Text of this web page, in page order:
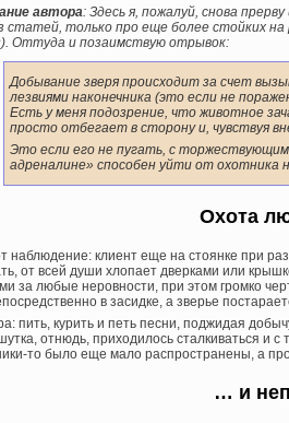
автора: Здесь я, пожалуй, снова
статей, только про еще более стойких
Оттуда и позаимствую отрывок:
Добывание зверя происходит за счет
лезвиями наконечника (это если не
Есть у меня подозрение, что животное
просто отбегает в сторону и, чувствуя
Это если его не пугать, с торжествующим
адреналине» способен уйти от охотника
Охота
наблюдение: клиент еще на стоянке при
от всей души хлопает дверками или
за любые неровности, при этом громко
в засидке, а зверье
пить, курить и петь песни, поджидая
отнюдь, приходилось сталкиваться и
то было еще мало распространены, а
… и